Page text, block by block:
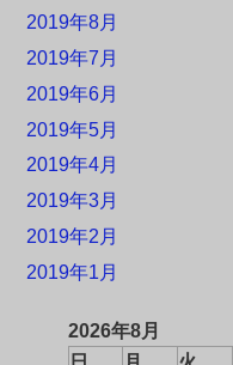
2019年8月
2019年7月
2019年6月
2019年5月
2019年4月
2019年3月
2019年2月
2019年1月
2026年8月